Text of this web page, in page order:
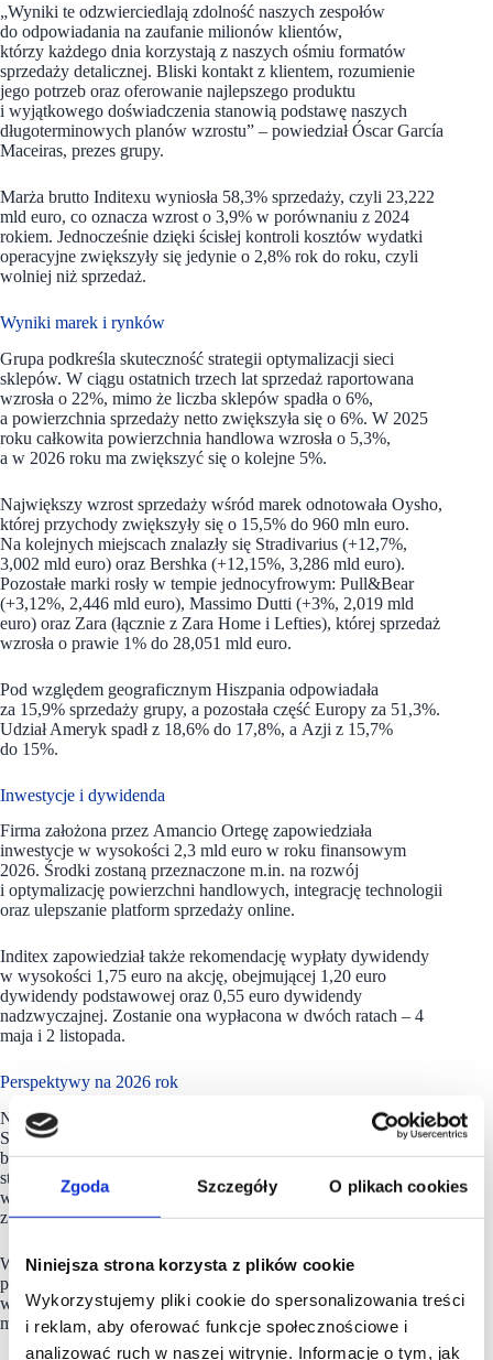
Zgoda Szczegóły O plikach cookies
Niniejsza strona korzysta z plików cookie
Wykorzystujemy pliki cookie do spersonalizowania treści
i reklam, aby oferować funkcje społecznościowe i
analizować ruch w naszej witrynie. Informacje o tym, jak
„Wyniki te odzwierciedlają zdolność naszych zespołów
do odpowiadania na zaufanie milionów klientów,
którzy każdego dnia korzystają z naszych ośmiu formatów
sprzedaży detalicznej. Bliski kontakt z klientem, rozumienie
jego potrzeb oraz oferowanie najlepszego produktu
i wyjątkowego doświadczenia stanowią podstawę naszych
długoterminowych planów wzrostu” – powiedział Óscar García
Maceiras, prezes grupy.
Marża brutto Inditexu wyniosła 58,3% sprzedaży, czyli 23,222
mld euro, co oznacza wzrost o 3,9% w porównaniu z 2024
rokiem. Jednocześnie dzięki ścisłej kontroli kosztów wydatki
operacyjne zwiększyły się jedynie o 2,8% rok do roku, czyli
wolniej niż sprzedaż.
Wyniki marek i rynków
Grupa podkreśla skuteczność strategii optymalizacji sieci
sklepów. W ciągu ostatnich trzech lat sprzedaż raportowana
wzrosła o 22%, mimo że liczba sklepów spadła o 6%,
a powierzchnia sprzedaży netto zwiększyła się o 6%. W 2025
roku całkowita powierzchnia handlowa wzrosła o 5,3%,
a w 2026 roku ma zwiększyć się o kolejne 5%.
Największy wzrost sprzedaży wśród marek odnotowała Oysho,
której przychody zwiększyły się o 15,5% do 960 mln euro.
Na kolejnych miejscach znalazły się Stradivarius (+12,7%,
3,002 mld euro) oraz Bershka (+12,15%, 3,286 mld euro).
Pozostałe marki rosły w tempie jednocyfrowym: Pull&Bear
(+3,12%, 2,446 mld euro), Massimo Dutti (+3%, 2,019 mld
euro) oraz Zara (łącznie z Zara Home i Lefties), której sprzedaż
wzrosła o prawie 1% do 28,051 mld euro.
Pod względem geograficznym Hiszpania odpowiadała
za 15,9% sprzedaży grupy, a pozostała część Europy za 51,3%.
Udział Ameryk spadł z 18,6% do 17,8%, a Azji z 15,7%
do 15%.
Inwestycje i dywidenda
Firma założona przez Amancio Ortegę zapowiedziała
inwestycje w wysokości 2,3 mld euro w roku finansowym
2026. Środki zostaną przeznaczone m.in. na rozwój
i optymalizację powierzchni handlowych, integrację technologii
oraz ulepszanie platform sprzedaży online.
Inditex zapowiedział także rekomendację wypłaty dywidendy
w wysokości 1,75 euro na akcję, obejmującej 1,20 euro
dywidendy podstawowej oraz 0,55 euro dywidendy
nadzwyczajnej. Zostanie ona wypłacona w dwóch ratach – 4
maja i 2 listopada.
Perspektywy na 2026 rok
Nowy rok finansowy
rozpoczął się 1 lutego 2026 r.
Spółka poinformowała, że kolekcje Wiosna/Lato 2026 zostały
bardzo dobrze przyjęte przez klientów. Sprzedaż w sklepach
stacjonarnych i online, liczona przy stałych kursach walut,
wzrosła o 9% w okresie od 1 lutego do 8 marca w porównaniu
z analogicznym okresem ubiegłego roku.
Wraz z zakończeniem 2025 roku grupa zakończyła także
program nadzwyczajnych inwestycji logistycznych realizowany
w latach 2024–2025, w ramach którego przeznaczono po 900
mln euro rocznie na rozwój zaplecza logistycznego.